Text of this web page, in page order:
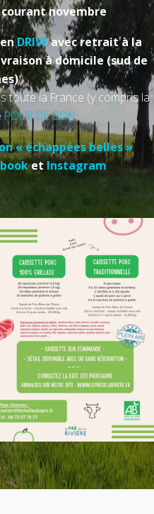
courant novembre
DRIVEavec retrait à la
à domicile (sud de
toute la France (y compris la
POUR DE BON
« échappées belles »
et Instagram